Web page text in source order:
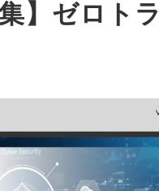
】ゼロト